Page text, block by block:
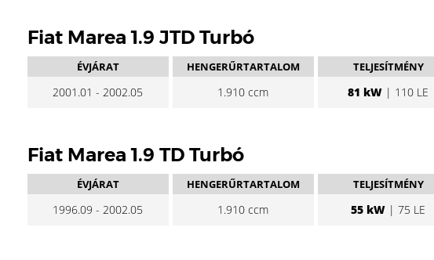
Fiat Marea 1.9 JTD Turbó
ÉVJÁRAT
2001.01 - 2002.05
HENGERŰRTARTALOM
1.910 ccm
TELJESÍTMÉNY
81 kW | 110 LE
Fiat Marea 1.9 TD Turbó
ÉVJÁRAT
1996.09 - 2002.05
HENGERŰRTARTALOM
1.910 ccm
TELJESÍTMÉNY
55 kW | 75 LE